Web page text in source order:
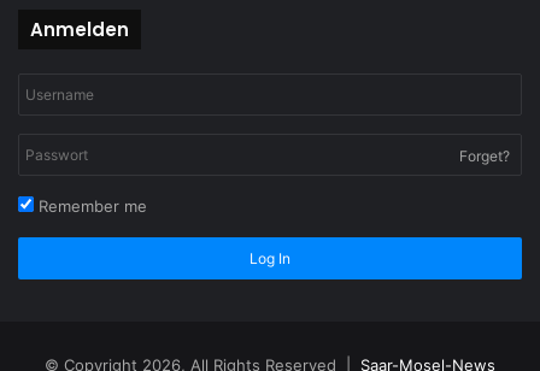
Anmelden
Forget?
Remember me
Log In
© Copyright 2026, All Rights Reserved | Saar-Mosel-News